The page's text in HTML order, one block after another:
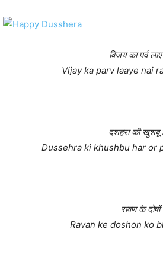
विजय का पर्व
Vijay ka parv laaye nai
दशहरा की खुशबू
Dussehra ki khushbu har or
रावण के
Ravan ke doshon ko